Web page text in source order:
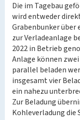
Die im Tagebau
wird entweder
Grabenbunker über
zur Verladeanlage
2022 in Betrieb
Anlage können
parallel beladen
insgesamt vier
ein nahezu
Zur Beladung
Kohleverladung die